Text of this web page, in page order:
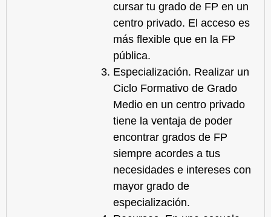
cursar tu grado de FP en un
centro privado. El acceso es
más flexible que en la FP
pública.
Especialización. Realizar un
Ciclo Formativo de Grado
Medio en un centro privado
tiene la ventaja de poder
encontrar grados de FP
siempre acordes a tus
necesidades e intereses con
mayor grado de
especialización.